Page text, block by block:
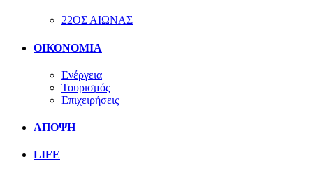
22ΟΣ ΑΙΩΝΑΣ
ΟΙΚΟΝΟΜΙΑ
Ενέργεια
Τουρισμός
Επιχειρήσεις
ΑΠΟΨΗ
LIFE